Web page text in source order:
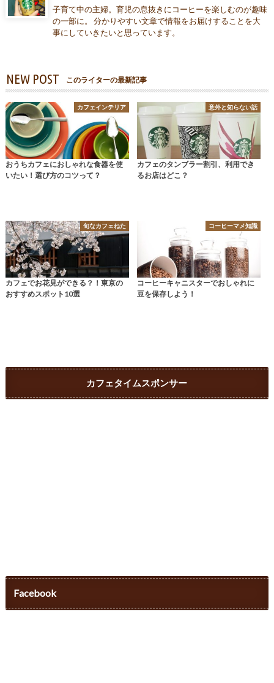
子育て中の主婦。育児の息抜きにコーヒーを楽しむのが趣味
の一部に。 分かりやすい文章で情報をお届けすることを大
事にしていきたいと思っています。
NEW POST このライターの最新記事
カフェインテリア
おうちカフェにおしゃれな食器を使
いたい！選び方のコツって？
意外と知らない話
カフェのタンブラー割引、利用でき
るお店はどこ？
旬なカフェねた
カフェでお花見ができる？！東京の
おすすめスポット10選
コーヒーマメ知識
コーヒーキャニスターでおしゃれに
豆を保存しよう！
カフェタイムスポンサー
Facebook